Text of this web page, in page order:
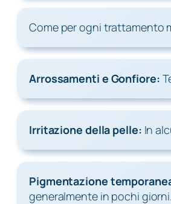
Come per ogni trattamento
Arrossamenti e Gonfiore:
Irritazione della pelle: In
Pigmentazione
generalmente in pochi giorni.